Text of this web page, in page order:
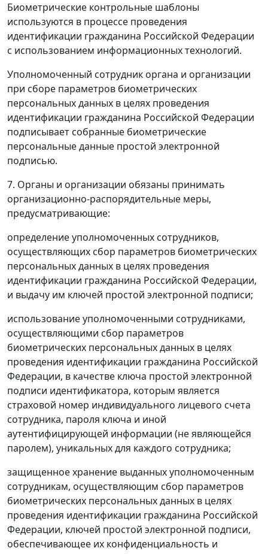
Биометрические контрольные шаблоны
используются в процессе проведения
идентификации гражданина Российской Федерации
с использованием информационных технологий.
Уполномоченный сотрудник органа и организации
при сборе параметров биометрических
персональных данных в целях проведения
идентификации гражданина Российской Федерации
подписывает собранные биометрические
персональные данные простой электронной
подписью.
7. Органы и организации обязаны принимать
организационно-распорядительные меры,
предусматривающие:
определение уполномоченных сотрудников,
осуществляющих сбор параметров биометрических
персональных данных в целях проведения
идентификации гражданина Российской Федерации,
и выдачу им ключей простой электронной подписи;
использование уполномоченными сотрудниками,
осуществляющими сбор параметров
биометрических персональных данных в целях
проведения идентификации гражданина Российской
Федерации, в качестве ключа простой электронной
подписи идентификатора, которым является
страховой номер индивидуального лицевого счета
сотрудника, пароля ключа и иной
аутентифицирующей информации (не являющейся
паролем), уникальных для каждого сотрудника;
защищенное хранение выданных уполномоченным
сотрудникам, осуществляющим сбор параметров
биометрических персональных данных в целях
проведения идентификации гражданина Российской
Федерации, ключей простой электронной подписи,
обеспечивающее их конфиденциальность и